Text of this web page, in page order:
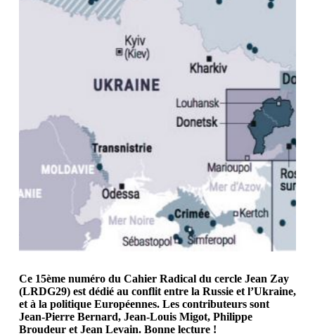
Ce 15ème numéro du Cahier Radical du cercle Jean Zay
(LRDG29) est dédié au conflit entre la Russie et l’Ukraine,
et à la politique Européennes. Les contributeurs sont
Jean-Pierre Bernard, Jean-Louis Migot, Philippe
Broudeur et Jean Levain. Bonne lecture !